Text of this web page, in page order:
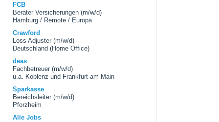
FCB
Berater Versicherungen (m/w/d)
Hamburg / Remote / Europa
Crawford
Loss Adjuster (m/w/d)
Deutschland (Home Office)
deas
Fachbetreuer (m/w/d)
u.a. Koblenz und Frankfurt am Main
Sparkasse
Bereichsleiter (m/w/d)
Pforzheim
Alle Jobs